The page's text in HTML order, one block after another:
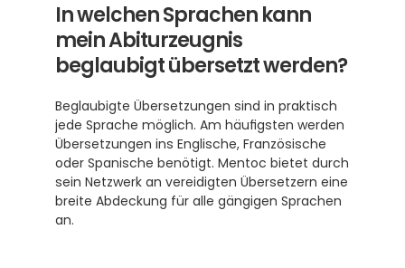
In welchen Sprachen kann
mein Abiturzeugnis
beglaubigt übersetzt werden?
Beglaubigte Übersetzungen sind in praktisch
jede Sprache möglich. Am häufigsten werden
Übersetzungen ins Englische, Französische
oder Spanische benötigt. Mentoc bietet durch
sein Netzwerk an vereidigten Übersetzern eine
breite Abdeckung für alle gängigen Sprachen
an.